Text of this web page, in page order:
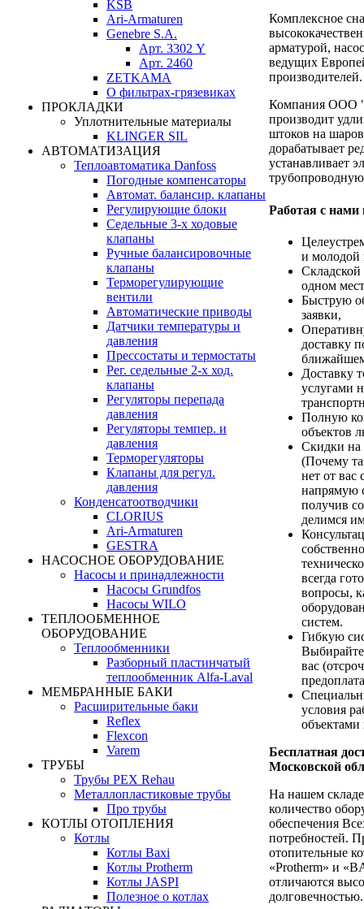
KSB
Ari-Armaturen
Genebre S.A.
Арт. 3302 Y
Арт. 2460
ZETKAMA
О фильтрах-грязевиках
ПРОКЛАДКИ
Уплотнительные материалы
KLINGER SIL
АВТОМАТИЗАЦИЯ
Теплоавтоматика Danfoss
Погодные компенсаторы
Автомат. балансир. клапаны
Регулирующие блоки
Седельные 3-х ходовые
клапаны
Ручные балансировочные
клапаны
Терморегулирующие
вентили
Автоматические приводы
Датчики температуры и
давления
Прессостаты и термостаты
Рег. седельные 2-х ход.
клапаны
Регуляторы перепада
давления
Регуляторы темпер. и
давления
Терморегуляторы
Клапаны для регул.
давления
Конденсатоотводчики
CLORIUS
Ari-Armaturen
GESTRA
НАСОСНОЕ ОБОРУДОВАНИЕ
Насосы и принадлежности
Насосы Grundfos
Насосы WILO
ТЕПЛООБМЕННОЕ
ОБОРУДОВАНИЕ
Теплообменники
Разборный пластинчатый
теплообменник Alfa-Laval
МЕМБРАННЫЕ БАКИ
Расширительные баки
Reflex
Flexcon
Varem
ТРУБЫ
Трубы PEX Rehau
Металлопластиковые трубы
Про трубы
КОТЛЫ ОТОПЛЕНИЯ
Котлы
Котлы Baxi
Котлы Protherm
Котлы JASPI
Полезное о котлах
Комплексное
арматурой,
ведущих
производителей.
Компания ООО
производит
штоков на
дорабатывает
устанавливает
Работая с нами
и молодой
одном
Быструю
заявки,
доставку
Доставку
услугами
Полную
объектов
Скидки на
(Почему
нет от вас
напрямую
получив
делимся
всегда
вопросы,
систем.
Гибкую
вас
условия
объектами
Бесплатная
Московской
На нашем
количество
обеспечения
потребностей.
отопительные
«Protherm» и
отличаются